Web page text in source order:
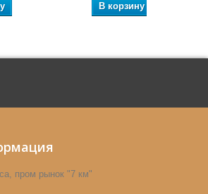
В корзину
пром рынок "7 км"